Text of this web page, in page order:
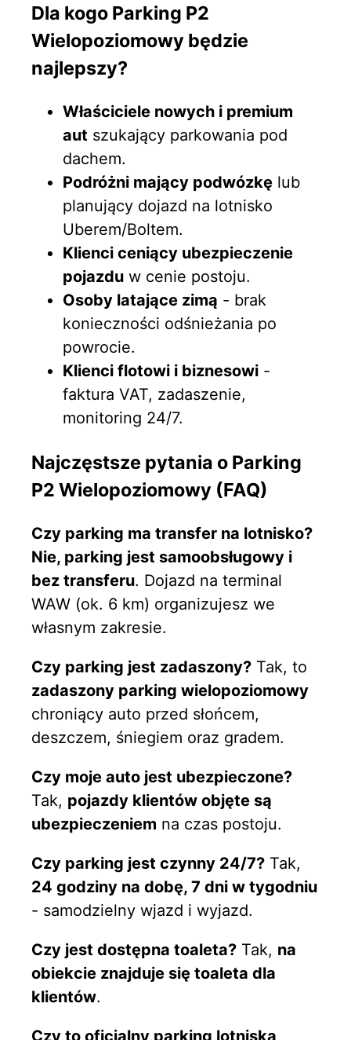
Dla kogo Parking P2
Wielopoziomowy będzie
najlepszy?
Właściciele nowych i premium
aut szukający parkowania pod
dachem.
Podróżni mający podwózkę lub
planujący dojazd na lotnisko
Uberem/Boltem.
Klienci ceniący ubezpieczenie
pojazdu w cenie postoju.
Osoby latające zimą - brak
konieczności odśnieżania po
powrocie.
Klienci flotowi i biznesowi -
faktura VAT, zadaszenie,
monitoring 24/7.
Najczęstsze pytania o Parking
P2 Wielopoziomowy (FAQ)
Czy parking ma transfer na lotnisko?
Nie, parking jest samoobsługowy i
bez transferu. Dojazd na terminal
WAW (ok. 6 km) organizujesz we
własnym zakresie.
Czy parking jest zadaszony? Tak, to
zadaszony parking wielopoziomowy
chroniący auto przed słońcem,
deszczem, śniegiem oraz gradem.
Czy moje auto jest ubezpieczone?
Tak, pojazdy klientów objęte są
ubezpieczeniem na czas postoju.
Czy parking jest czynny 24/7? Tak,
24 godziny na dobę, 7 dni w tygodniu
- samodzielny wjazd i wyjazd.
Czy jest dostępna toaleta? Tak, na
obiekcie znajduje się toaleta dla
klientów.
Czy to oficjalny parking lotniska